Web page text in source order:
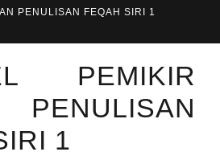
PENULISAN FEQAH SIRI 1
PEMIKIR
1